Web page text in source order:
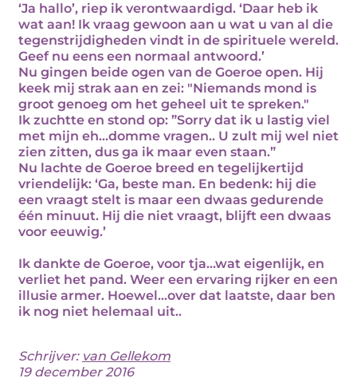
‘Ja hallo’, riep ik verontwaardigd. ‘Daar heb ik
wat aan! Ik vraag gewoon aan u wat u van al die
tegenstrijdigheden vindt in de spirituele wereld.
Geef nu eens een normaal antwoord.’
Nu gingen beide ogen van de Goeroe open. Hij
keek mij strak aan en zei: "Niemands mond is
groot genoeg om het geheel uit te spreken."
Ik zuchtte en stond op: ”Sorry dat ik u lastig viel
met mijn eh...domme vragen.. U zult mij wel niet
zien zitten, dus ga ik maar even staan.”
Nu lachte de Goeroe breed en tegelijkertijd
vriendelijk: ‘Ga, beste man. En bedenk: hij die
een vraagt stelt is maar een dwaas gedurende
één minuut. Hij die niet vraagt, blijft een dwaas
voor eeuwig.’
Ik dankte de Goeroe, voor tja...wat eigenlijk, en
verliet het pand. Weer een ervaring rijker en een
illusie armer. Hoewel...over dat laatste, daar ben
ik nog niet helemaal uit..
Schrijver: van Gellekom
19 december 2016